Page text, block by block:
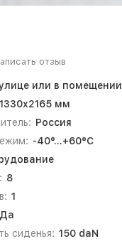
отзыв
или в помещении
мм
Россия
-40°...+60°С
8
1
Да
сиденья: 150 daN